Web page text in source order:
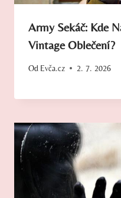
Army Sekáč: Kde
Vintage Oblečení?
Od Evča.cz 2. 7. 2026